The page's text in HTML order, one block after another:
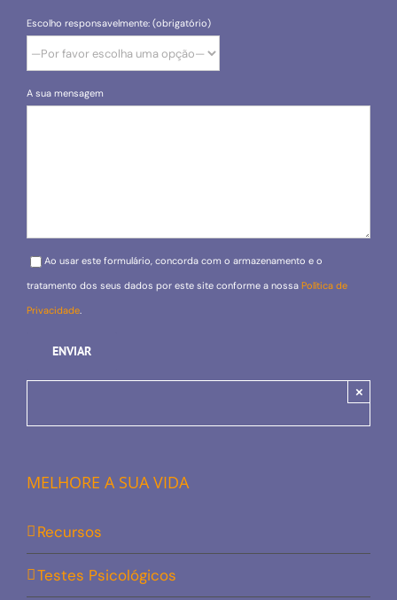
Escolho responsavelmente: (obrigatório)
A sua mensagem
Please leave this field empty.
Ao usar este formulário, concorda com o armazenamento e o
tratamento dos seus dados por este site conforme a nossa Política de
Privacidade.
×
MELHORE A SUA VIDA
Recursos
Testes Psicológicos